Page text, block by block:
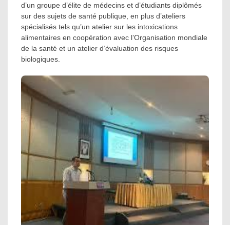
d’un groupe d’élite de médecins et d’étudiants diplômés
sur des sujets de santé publique, en plus d’ateliers
spécialisés tels qu’un atelier sur les intoxications
alimentaires en coopération avec l’Organisation mondiale
de la santé et un atelier d’évaluation des risques
biologiques.